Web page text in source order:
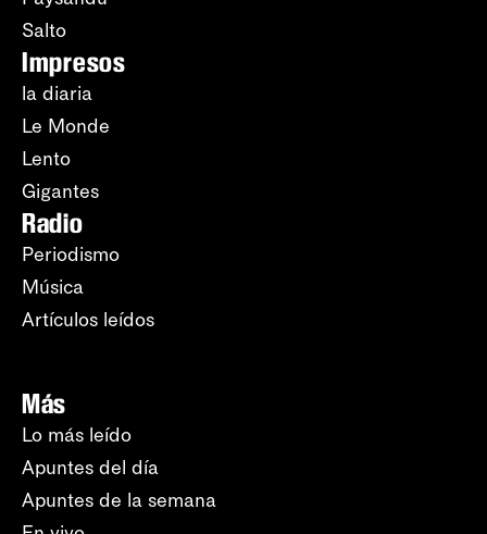
Salto
Impresos
la diaria
Le Monde
Lento
Gigantes
Radio
Periodismo
Música
Artículos leídos
Más
Lo más leído
Apuntes del día
Apuntes de la semana